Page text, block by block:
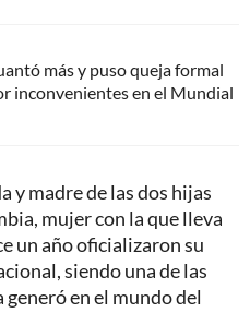
más y puso queja formal
inconvenientes en el Mundial
y madre de las dos hijas
mujer con la que lleva
un año oficializaron su
siendo una de las
en el mundo del